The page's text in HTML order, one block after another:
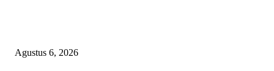
Agustus 6, 2026